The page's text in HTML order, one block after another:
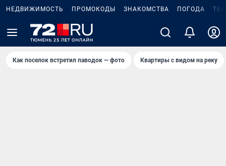
НЕДВИЖИМОСТЬ ПРОМОКОДЫ ЗНАКОМСТВА ПОГОДА
Как поселок встретил паводок — фото Квартиры с видом на реку